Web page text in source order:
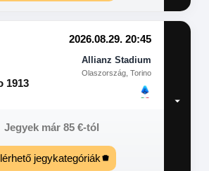
2026.08.29. 20:45
Allianz Stadium
Olaszország, Torino
1913
Jegyek már 85 €-tól
jegykategóriák